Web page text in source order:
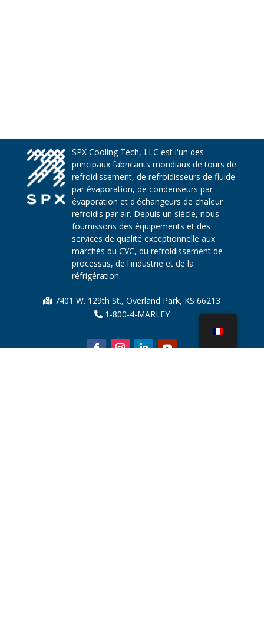
SPX Cooling Tech, LLC est l'un des
principaux fabricants mondiaux de tours de
refroidissement, de refroidisseurs de fluide
par évaporation, de condenseurs par
évaporation et d'échangeurs de chaleur
refroidis par air. Depuis un siècle, nous
fournissons des équipements et des
services de qualité exceptionnelle aux
marchés du CVC, du refroidissement de
processus, de l'industrie et de la
réfrigération.
7401 W. 129th St., Overland Park, KS 66213
1-800-4-MARLEY